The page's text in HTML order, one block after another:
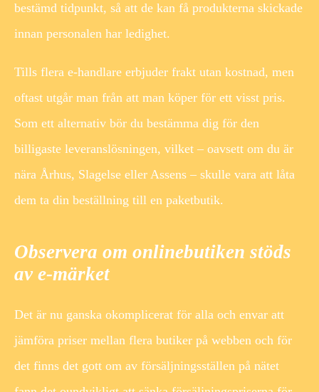
bestämd tidpunkt, så att de kan få produkterna skickade
innan personalen har ledighet.
Tills flera e-handlare erbjuder frakt utan kostnad, men
oftast utgår man från att man köper för ett visst pris.
Som ett alternativ bör du bestämma dig för den
billigaste leveranslösningen, vilket – oavsett om du är
nära Århus, Slagelse eller Assens – skulle vara att låta
dem ta din beställning till en paketbutik.
Observera om onlinebutiken stöds
av e-märket
Det är nu ganska okomplicerat för alla och envar att
jämföra priser mellan flera butiker på webben och för
det finns det gott om av försäljningsställen på nätet